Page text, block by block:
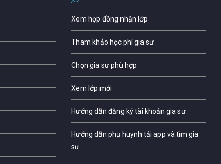
Xem hợp đồng nhận lớp
Tham khảo học phí gia sư
Chọn gia sư phù hợp
Xem lớp mới
Hướng dẫn đăng ký tài khoản gia sư
Hướng dẫn phụ huynh tải app và tìm gia
sư